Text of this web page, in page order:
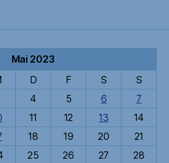
Mai 2023
D F S
S
4 5 6
7
11 12 13
14
18 19 20
21
25 26 27 28